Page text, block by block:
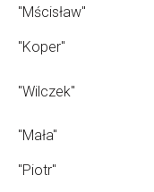
"Mścisław"
"Koper"
"Wilczek"
"Mała"
"Piotr"